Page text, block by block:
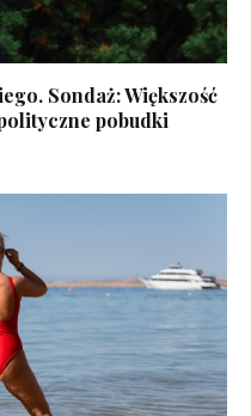
Sondaż: Większość
pobudki